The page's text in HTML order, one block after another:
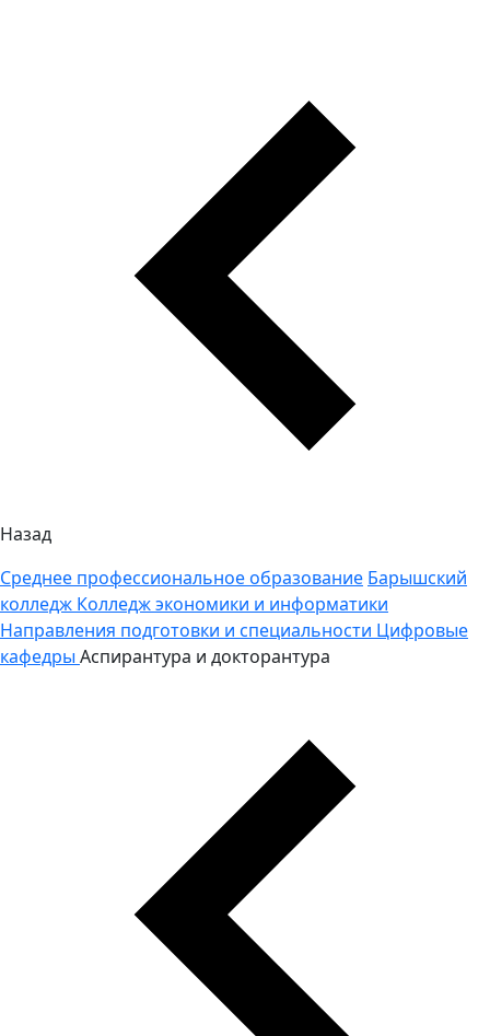
Назад
Среднее профессиональное образование Барышский
колледж Колледж экономики и информатики
Направления подготовки и специальности Цифровые
кафедры Аспирантура и докторантура